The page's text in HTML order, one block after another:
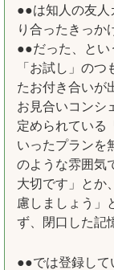
●●は知人の友人
り合ったきっか
●●だった、とい
「お試し」の
たお付き合いが
お見合いコンシ
定められている
いったプランを
のような雰囲気
大切です」とか
慮しましょう」
ず、閉口した記
●●では登録して